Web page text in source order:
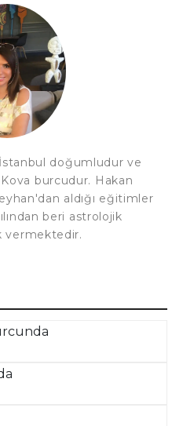
doğumludur ve
burcudur. Hakan
aldığı eğitimler
beri astrolojik
vermektedir.